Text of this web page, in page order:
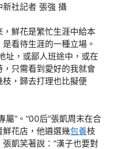
新社記者 張強 攝
，鮮花是繁忙生涯中給本
看待生涯的一種立場。
址，或鄙人班途中，或在
只需看到愛好的我就會
，歸去打理也比擬便
屬”。“00后”張凱周末在合
鮮花店，他遴選幾包養枝
凱笑著說：“漢子也要對